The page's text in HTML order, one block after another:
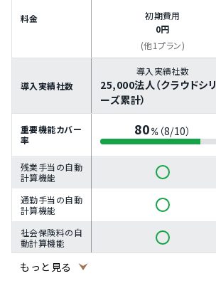
料金
初期費用
0円
(他1プラン)
導入実績社数
導入実績社数
25,000法人（クラウドシリ
ーズ累計）
重要機能カバー
率
80% （8/10）
残業手当の自動
計算機能
通勤手当の自動
計算機能
社会保険料の自
動計算機能
所得税の自動計
算機能
もっと見る